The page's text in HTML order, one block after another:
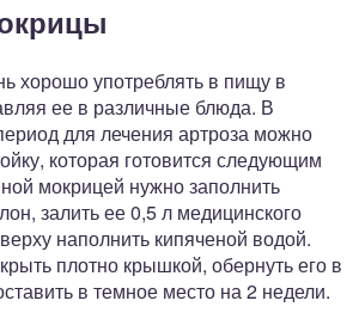
хорошо употреблять в пищу в
ее в различные блюда. В
для лечения артроза можно
которая готовится следующим
мокрицей нужно заполнить
залить ее 0,5 л медицинского
наполнить кипяченой водой.
плотно крышкой, обернуть его в
в темное место на 2 недели.